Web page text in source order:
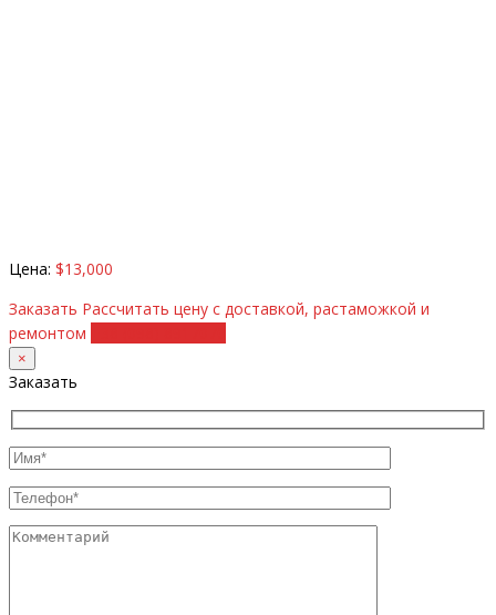
Цена: $13,000
Заказать Рассчитать цену с доставкой, растаможкой и
ремонтом
×
Заказать